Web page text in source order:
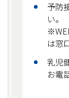
予防
い。
は窓
乳児
お電